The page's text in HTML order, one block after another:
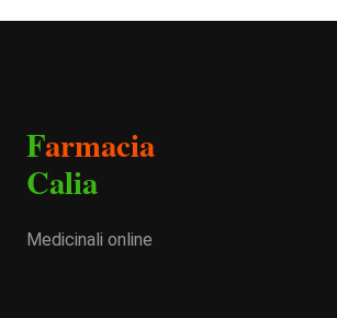
Farmacia
Calia
Medicinali online